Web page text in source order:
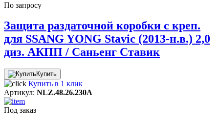
По запросу
Защита раздаточной коробки с креп.
для SSANG YONG Stavic (2013-н.в.) 2,0
диз. АКПП / Саньенг Ставик
Купить
Купить в 1 клик
Артикул: NLZ.48.26.230A
Под заказ